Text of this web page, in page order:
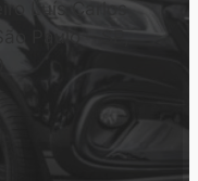
Luís Carlos
Paulo – SP,